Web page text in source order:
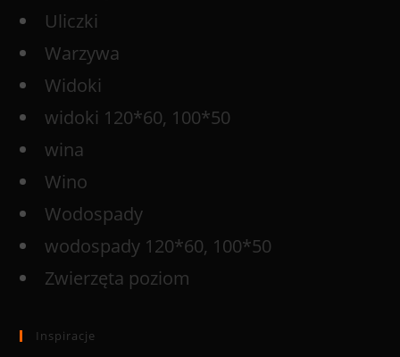
Uliczki
Warzywa
Widoki
widoki 120*60, 100*50
wina
Wino
Wodospady
wodospady 120*60, 100*50
Zwierzęta poziom
Inspiracje